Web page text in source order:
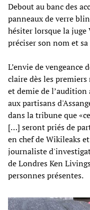
Debout au banc des
panneaux de verre
hésiter lorsque la juge
préciser son nom et
L’envie de vengeance
claire dès les
et demie de
aux partisans
dans la tribune que
[…] seront priés de
en chef de Wikileaks
journaliste
de Londres Ken
personnes présentes.